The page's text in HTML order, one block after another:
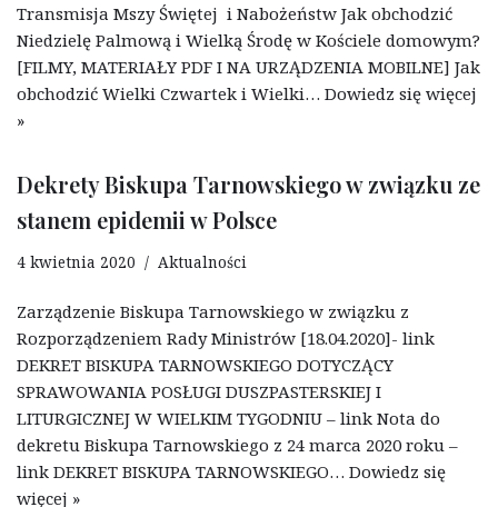
Transmisja Mszy Świętej i Nabożeństw Jak obchodzić
Niedzielę Palmową i Wielką Środę w Kościele domowym?
[FILMY, MATERIAŁY PDF I NA URZĄDZENIA MOBILNE] Jak
obchodzić Wielki Czwartek i Wielki… Dowiedz się więcej
»
Dekrety Biskupa Tarnowskiego w związku ze
stanem epidemii w Polsce
4 kwietnia 2020 Aktualności
Zarządzenie Biskupa Tarnowskiego w związku z
Rozporządzeniem Rady Ministrów [18.04.2020]- link
DEKRET BISKUPA TARNOWSKIEGO DOTYCZĄCY
SPRAWOWANIA POSŁUGI DUSZPASTERSKIEJ I
LITURGICZNEJ W WIELKIM TYGODNIU – link Nota do
dekretu Biskupa Tarnowskiego z 24 marca 2020 roku –
link DEKRET BISKUPA TARNOWSKIEGO… Dowiedz się
więcej »